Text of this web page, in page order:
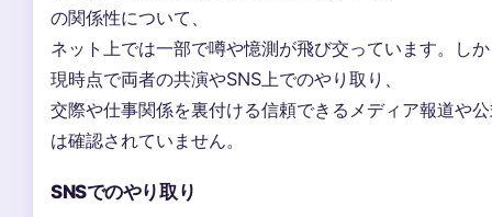
の関係性について、
ネット上では一部で噂や憶測が飛び交っています。し
現時点で両者の共演やSNS上でのやり取り、
交際や仕事関係を裏付ける信頼できるメディア報道や
は確認されていません。
SNSでのやり取り